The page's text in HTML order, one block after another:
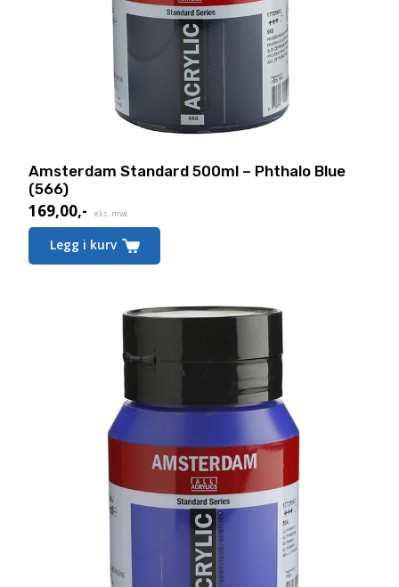
Amsterdam Standard 500ml – Phthalo Blue
(566)
169,00,- eks. mva.
Legg i kurv